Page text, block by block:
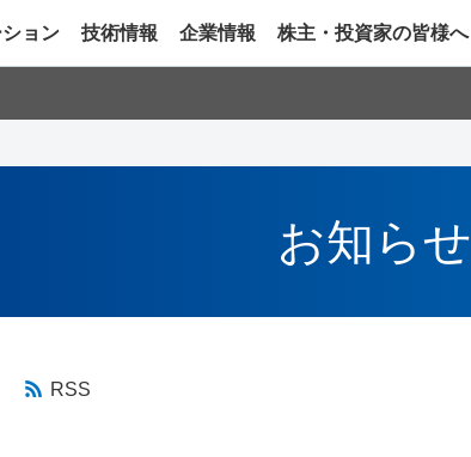
ョン 技術情報 企業情報 株主・投資家の皆様へ
お知らせ
RSS